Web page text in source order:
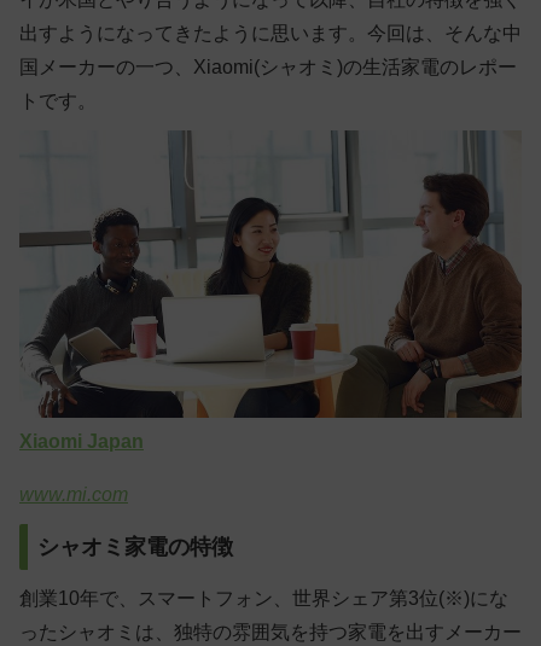
出すようになってきたように思います。今回は、そんな中
国メーカーの一つ、Xiaomi(シャオミ)の生活家電のレポー
トです。
Xiaomi Japan
www.mi.com
シャオミ家電の特徴
創業10年で、スマートフォン、世界シェア第3位(※)にな
ったシャオミは、独特の雰囲気を持つ家電を出すメーカー